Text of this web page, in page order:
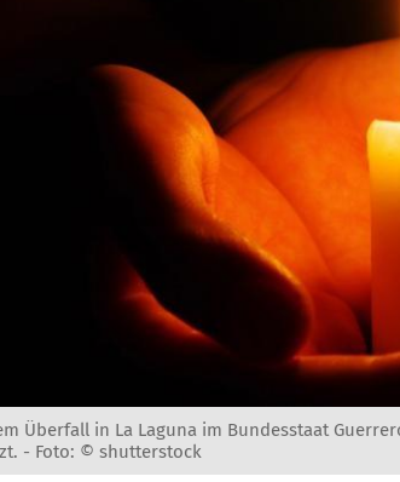
Überfall in La Laguna im Bundesstaat
- Foto: © shutterstock